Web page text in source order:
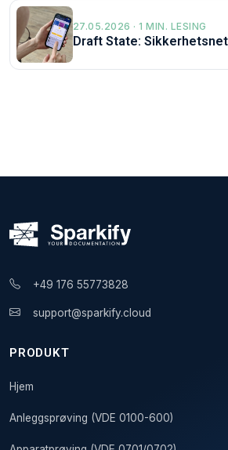
27.05.2026 · 1 MIN. LESING
Draft State:
+49 176 55773828
support@sparkify.cloud
PRODUKT
Hjem
Anleggsprøving (VDE 0100-600)